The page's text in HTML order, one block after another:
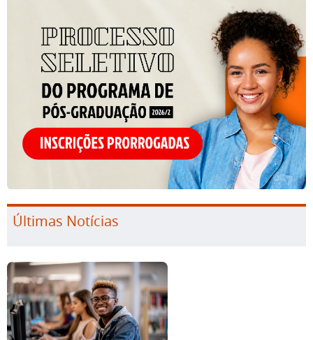
Últimas Notícias